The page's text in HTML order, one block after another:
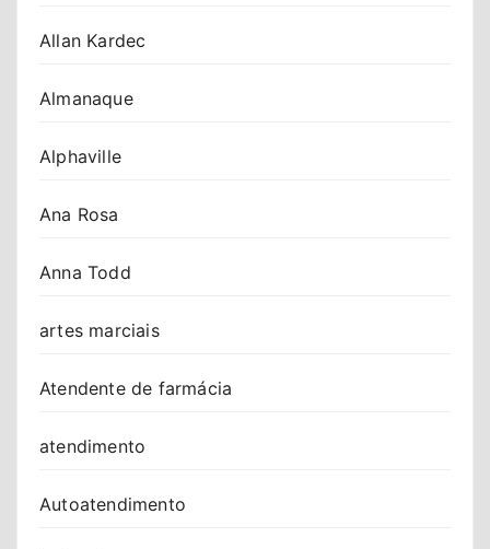
Allan Kardec
Almanaque
Alphaville
Ana Rosa
Anna Todd
artes marciais
Atendente de farmácia
atendimento
Autoatendimento